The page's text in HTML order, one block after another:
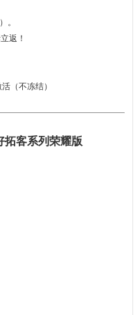
。
返！
（不冻结）
拓客系列荣耀版